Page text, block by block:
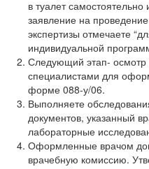
в туалет
заявление на
экспертизы отмечаете
индивидуальной
Следующий этап-
специалистами для
форме 088-у/06.
Выполняете
документов, указанный
лабораторные
Оформленные врачом
врачебную комиссию.